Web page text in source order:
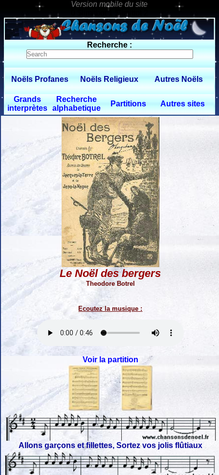
0 $limitbot 1 $limittot 2
Recherche :
Noëls Profanes Noëls Religieux Autres Noëls
Grands
interprètes
Recherche
alphabetique
Partitions Autres sites
Le Noël des bergers
Theodore Botrel
Ecoutez la musique :
Voir la partition
Allons garçons et fillettes, Sortez vos jolis flûtiaux